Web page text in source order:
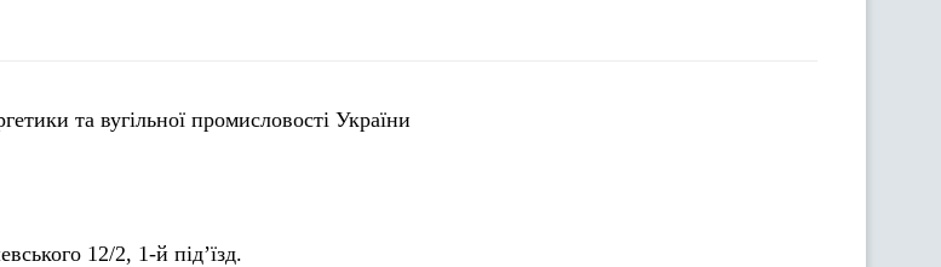
та вугільної промисловості України
12/2, 1-й під’їзд.